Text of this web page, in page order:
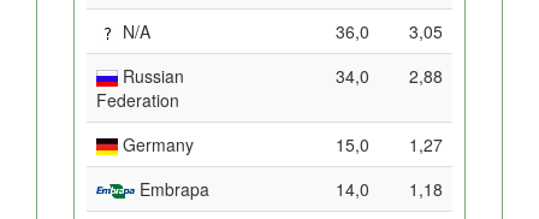
N/A
36,0
3,05
Russian
Federation
34,0 2,88
Germany 15,0
1,27
Embrapa
14,0
1,18